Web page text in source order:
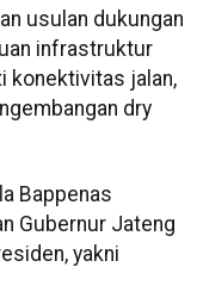
usulan dukungan
infrastruktur
konektivitas jalan,
dry
Bappenas
Gubernur Jateng
yakni